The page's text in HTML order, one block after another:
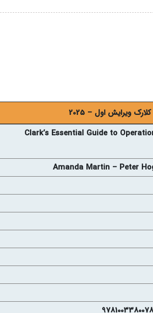
ویرایش اول – 2025
Clark’s Essential Guide to
Amanda Martin – Peter